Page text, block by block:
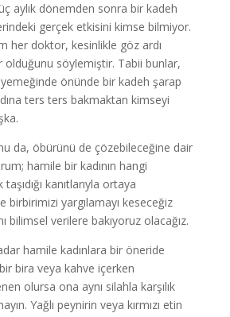
aylık dönemden sonra bir kadeh
gerçek etkisini kimse bilmiyor.
her doktor, kesinlikle göz ardı
olduğunu söylemiştir. Tabii bunlar,
önünde bir kadeh şarap
ters ters bakmaktan kimseyi
da, öbürünü de çözebileceğine dair
hamile bir kadının hangi
taşıdığı kanıtlarıyla ortaya
birbirimizi yargılamayı keseceğiz
bilimsel verilere bakıyoruz olacağız.
hamile kadınlara bir öneride
bira veya kahve içerken
olursa ona aynı silahla karşılık
Yağlı peynirin veya kırmızı etin